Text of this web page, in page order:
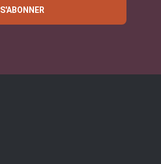
S'ABONNER